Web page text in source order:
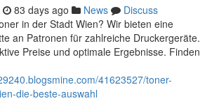
83 days ago News
Discuss
in der Stadt Wien? Wir bieten eine
an Patronen für zahlreiche Druckergeräte.
Preise und optimale Ergebnisse. Finden
41623527/toner-
die-beste-auswahl